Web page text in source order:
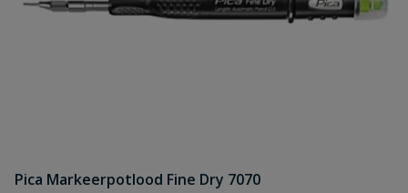
Pica Markeerpotlood Fine Dry 7070